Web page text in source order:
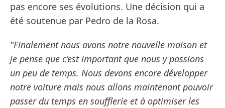
pas encore ses évolutions. Une décision qui a
été soutenue par Pedro de la Rosa.
"Finalement nous avons notre nouvelle maison et
je pense que c’est important que nous y passions
un peu de temps. Nous devons encore développer
notre voiture mais nous allons maintenant pouvoir
passer du temps en soufflerie et à optimiser les